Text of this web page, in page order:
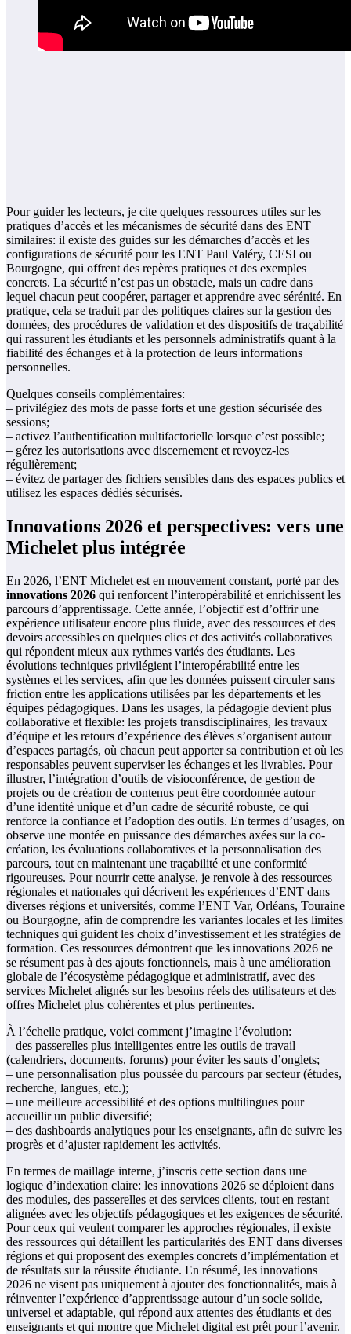
Pour guider les lecteurs, je cite quelques ressources utiles sur les
pratiques d’accès et les mécanismes de sécurité dans des ENT
similaires: il existe des guides sur les démarches d’accès et les
configurations de sécurité pour les ENT Paul Valéry, CESI ou
Bourgogne, qui offrent des repères pratiques et des exemples
concrets. La sécurité n’est pas un obstacle, mais un cadre dans
lequel chacun peut coopérer, partager et apprendre avec sérénité. En
pratique, cela se traduit par des politiques claires sur la gestion des
données, des procédures de validation et des dispositifs de traçabilité
qui rassurent les étudiants et les personnels administratifs quant à la
fiabilité des échanges et à la protection de leurs informations
personnelles.
Quelques conseils complémentaires:
– privilégiez des mots de passe forts et une gestion sécurisée des
sessions;
– activez l’authentification multifactorielle lorsque c’est possible;
– gérez les autorisations avec discernement et revoyez-les
régulièrement;
– évitez de partager des fichiers sensibles dans des espaces publics et
utilisez les espaces dédiés sécurisés.
Innovations 2026 et perspectives: vers une
Michelet plus intégrée
En 2026, l’ENT Michelet est en mouvement constant, porté par des
innovations 2026 qui renforcent l’interopérabilité et enrichissent les
parcours d’apprentissage. Cette année, l’objectif est d’offrir une
expérience utilisateur encore plus fluide, avec des ressources et des
devoirs accessibles en quelques clics et des activités collaboratives
qui répondent mieux aux rythmes variés des étudiants. Les
évolutions techniques privilégient l’interopérabilité entre les
systèmes et les services, afin que les données puissent circuler sans
friction entre les applications utilisées par les départements et les
équipes pédagogiques. Dans les usages, la pédagogie devient plus
collaborative et flexible: les projets transdisciplinaires, les travaux
d’équipe et les retours d’expérience des élèves s’organisent autour
d’espaces partagés, où chacun peut apporter sa contribution et où les
responsables peuvent superviser les échanges et les livrables. Pour
illustrer, l’intégration d’outils de visioconférence, de gestion de
projets ou de création de contenus peut être coordonnée autour
d’une identité unique et d’un cadre de sécurité robuste, ce qui
renforce la confiance et l’adoption des outils. En termes d’usages, on
observe une montée en puissance des démarches axées sur la co-
création, les évaluations collaboratives et la personnalisation des
parcours, tout en maintenant une traçabilité et une conformité
rigoureuses. Pour nourrir cette analyse, je renvoie à des ressources
régionales et nationales qui décrivent les expériences d’ENT dans
diverses régions et universités, comme l’ENT Var, Orléans, Touraine
ou Bourgogne, afin de comprendre les variantes locales et les limites
techniques qui guident les choix d’investissement et les stratégies de
formation. Ces ressources démontrent que les innovations 2026 ne
se résument pas à des ajouts fonctionnels, mais à une amélioration
globale de l’écosystème pédagogique et administratif, avec des
services Michelet alignés sur les besoins réels des utilisateurs et des
offres Michelet plus cohérentes et plus pertinentes.
À l’échelle pratique, voici comment j’imagine l’évolution:
– des passerelles plus intelligentes entre les outils de travail
(calendriers, documents, forums) pour éviter les sauts d’onglets;
– une personnalisation plus poussée du parcours par secteur (études,
recherche, langues, etc.);
– une meilleure accessibilité et des options multilingues pour
accueillir un public diversifié;
– des dashboards analytiques pour les enseignants, afin de suivre les
progrès et d’ajuster rapidement les activités.
En termes de maillage interne, j’inscris cette section dans une
logique d’indexation claire: les innovations 2026 se déploient dans
des modules, des passerelles et des services clients, tout en restant
alignées avec les objectifs pédagogiques et les exigences de sécurité.
Pour ceux qui veulent comparer les approches régionales, il existe
des ressources qui détaillent les particularités des ENT dans diverses
régions et qui proposent des exemples concrets d’implémentation et
de résultats sur la réussite étudiante. En résumé, les innovations
2026 ne visent pas uniquement à ajouter des fonctionnalités, mais à
réinventer l’expérience d’apprentissage autour d’un socle solide,
universel et adaptable, qui répond aux attentes des étudiants et des
enseignants et qui montre que Michelet digital est prêt pour l’avenir.